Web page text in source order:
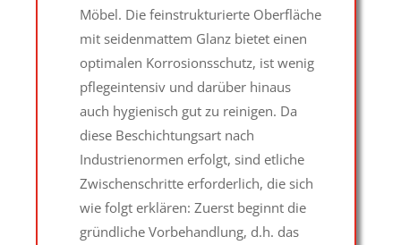
Möbel. Die feinstrukturierte Oberfläche
mit seidenmattem Glanz bietet einen
optimalen Korrosionsschutz, ist wenig
pflegeintensiv und darüber hinaus
auch hygienisch gut zu reinigen. Da
diese Beschichtungsart nach
Industrienormen erfolgt, sind etliche
Zwischenschritte erforderlich, die sich
wie folgt erklären: Zuerst beginnt die
gründliche Vorbehandlung, d.h. das